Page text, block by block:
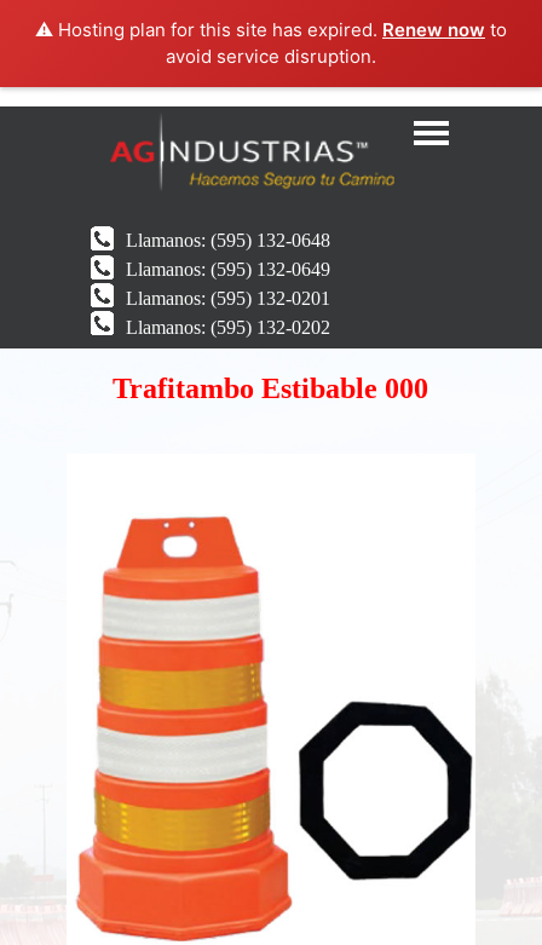
⚠️ Hosting plan for this site has expired. Renew now to
avoid service disruption.
Llamanos: (595) 132-0648
Llamanos: (595) 132-0649
Llamanos: (595) 132-0201
Llamanos: (595) 132-0202
Trafitambo Estibable 000